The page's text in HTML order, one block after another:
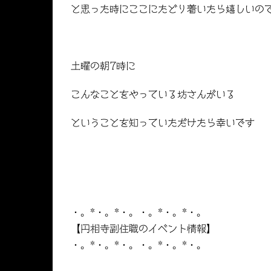
と思った時にここにたどり着いたら嬉しいの
土曜の朝7時に
こんなことをやっている坊さんがいる
ということを知っていただけたら幸いです
・。*・。*・。・。*・。*・。
【円相寺副住職のイベント情報】
・。*・。*・。・。*・。*・。